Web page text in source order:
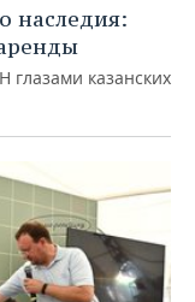
наследия:
казанских